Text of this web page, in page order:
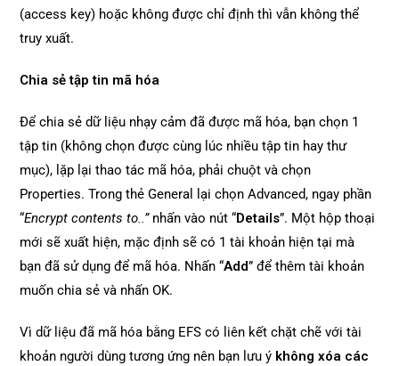
(access key) hoặc không được chỉ định thì vẫn không thể
truy xuất.
Chia sẻ tập tin mã hóa
Để chia sẻ dữ liệu nhạy cảm đã được mã hóa, bạn chọn 1
tập tin (không chọn được cùng lúc nhiều tập tin hay thư
mục), lặp lại thao tác mã hóa, phải chuột và chọn
Properties. Trong thẻ General lại chọn Advanced, ngay phần
“Encrypt contents to..”nhấn vào nút “Details”. Một hộp thoại
mới sẽ xuất hiện, mặc định sẽ có 1 tài khoản hiện tại mà
bạn đã sử dụng để mã hóa. Nhấn “Add” để thêm tài khoản
muốn chia sẻ và nhấn OK.
Vì dữ liệu đã mã hóa bằng EFS có liên kết chặt chẽ với tài
khoản người dùng tương ứng nên bạn lưu ý không xóa các